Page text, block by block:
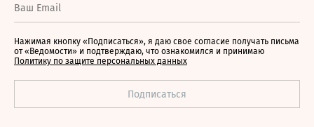
Нажимая кнопку «Подписаться», я даю свое согласие получать письма
от «Ведомости» и подтверждаю, что ознакомился и принимаю
Политику по защите персональных данных